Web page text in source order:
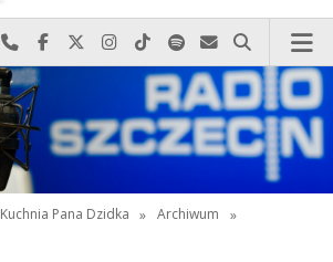
Najlepiej po prostu do nas zadzwoń
Odwiedź nas na Facebook-u
Odwiedź nas na X
Odwiedź nas na Instagram-ie
Odwiedź nas na TikTok-u
Szukaj nas na Spotify
Wyślij do nas
Szukaj
Kuchnia Pana Dzidka » Archiwum
»